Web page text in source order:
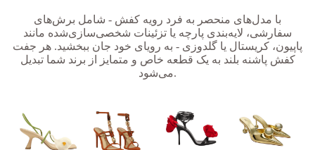
با مدل‌های منحصر به فرد رویه کفش - شامل برش‌های
سفارشی، لایه‌بندی پارچه یا تزئینات شخصی‌سازی‌شده مانند
پاپیون، کریستال یا گلدوزی - به رویای خود جان ببخشید. هر جفت
کفش پاشنه بلند به یک قطعه خاص و متمایز از برند شما تبدیل
می‌شود.